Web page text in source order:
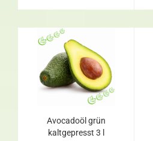
Avocadoöl grün
kaltgepresst 3 l